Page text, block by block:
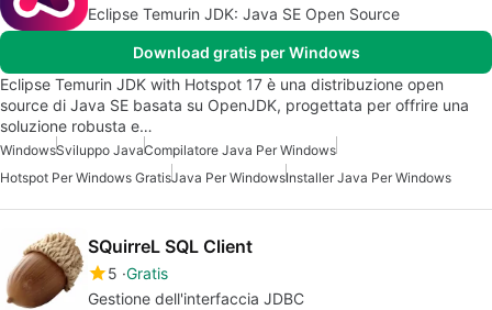
Eclipse Temurin JDK: Java SE Open Source
Download gratis per Windows
Eclipse Temurin JDK with Hotspot 17 è una distribuzione open
source di Java SE basata su OpenJDK, progettata per offrire una
soluzione robusta e…
WindowsSviluppo JavaCompilatore Java Per Windows
Hotspot Per Windows GratisJava Per WindowsInstaller Java Per Windows
SQuirreL SQL Client
5 Gratis
Gestione dell'interfaccia JDBC